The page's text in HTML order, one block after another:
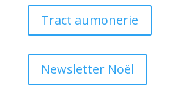
Tract aumonerie
Newsletter Noël